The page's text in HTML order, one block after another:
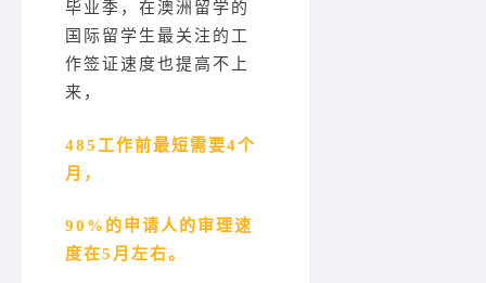
毕业季，在澳洲留学的
国际留学生最关注的工
作签证速度也提高不上
来，
485工作前最短需要4个
月，
90%的申请人的审理速
度在5月左右。